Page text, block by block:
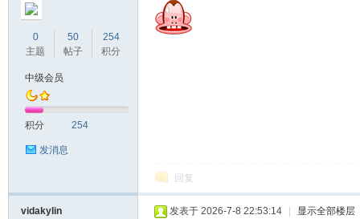
0
主题
50
帖子
254
积分
中级会员
积分 254
发消息
回复
vidakylin 发表于 2026-7-8 22:53:14 显示全部楼层